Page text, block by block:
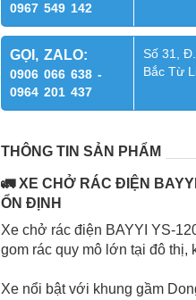
0967 549 142
GỌI, ZALO:
0906 066 638 -
0964 201 437
Số 31,
Bắc Từ
THÔNG TIN SẢN PHẨM
🚛XE CHỞ RÁC ĐIỆN
ỔN ĐỊNH
Xe chở rác điện BAYYI YS-
gom rác quy mô lớn tại đô
Xe nổi bật với khung gầm